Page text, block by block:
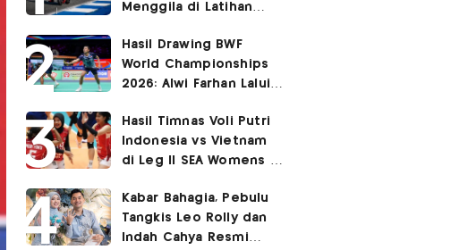
Menggila di Latihan
Hasil Drawing BWF
World Championships
2026: Alwi Farhan Lalui
Dapat Bye
Hasil Timnas Voli Putri
Indonesia vs Vietnam
di Leg II SEA Womens V
Garuda Pertiwi Menang
3-2
Kabar Bahagia, Pebulu
Tangkis Leo Rolly dan
Indah Cahya Resmi